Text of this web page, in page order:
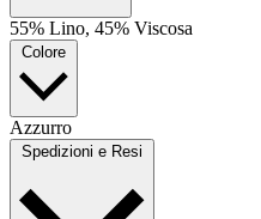
55% Lino, 45% Viscosa
Colore
Azzurro
Spedizioni e Resi